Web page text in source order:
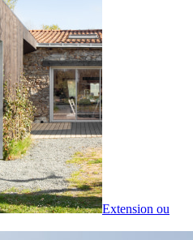
Extension ou